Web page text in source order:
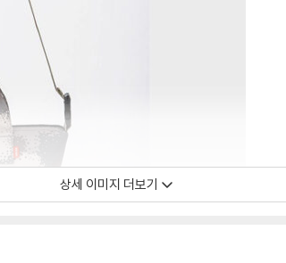
상세 이미지 더보기